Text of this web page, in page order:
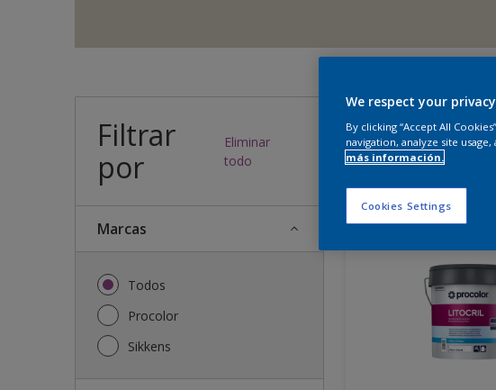
Filtrar
por
Eliminar
todo
Marcas
Todos
Procolor
Sikkens
¿Qué
29resultados para ti
We respect your
By clicking “Accept All
navigation, analyze site
más información.
Cookies Settings